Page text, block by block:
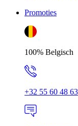
Promoties
100% Belgisch
+32 55 60 48 63